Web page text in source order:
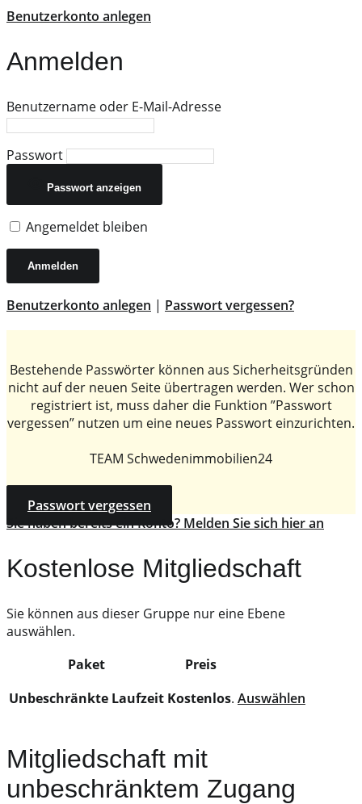
Benutzerkonto anlegen
Anmelden
Benutzername oder E-Mail-Adresse
Passwort
Passwort anzeigen
Angemeldet bleiben
Benutzerkonto anlegen | Passwort vergessen?
Bestehende Passwörter können aus Sicherheitsgründen
nicht auf der neuen Seite übertragen werden. Wer schon
registriert ist, muss daher die Funktion ”Passwort
vergessen” nutzen um eine neues Passwort einzurichten.
TEAM Schwedenimmobilien24
Passwort vergessen
Sie haben bereits ein Konto? Melden Sie sich hier an
Kostenlose Mitgliedschaft
Sie können aus dieser Gruppe nur eine Ebene
auswählen.
Paket
Preis
Unbeschränkte Laufzeit Kostenlos. Auswählen
Mitgliedschaft mit
unbeschränktem Zugang